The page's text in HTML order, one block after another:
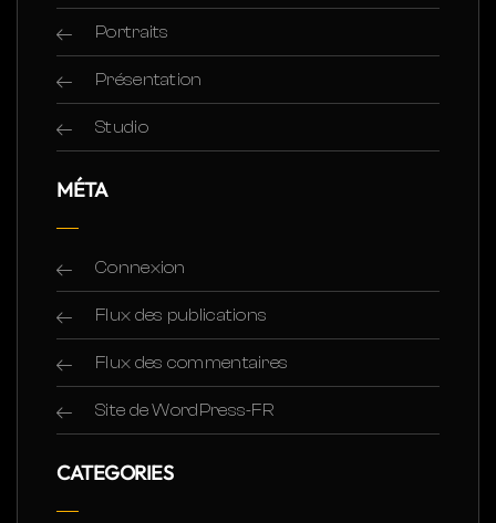
Portraits
Présentation
Studio
MÉTA
Connexion
Flux des publications
Flux des commentaires
Site de WordPress-FR
CATEGORIES